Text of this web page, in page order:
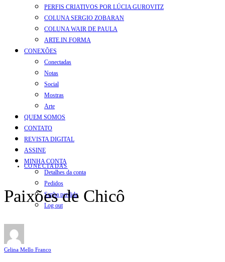
PERFIS CRIATIVOS POR LÚCIA GUROVITZ
COLUNA SERGIO ZOBARAN
COLUNA WAIR DE PAULA
ARTE.IN.FORMA
CONEXÕES
Conectadas
Notas
Social
Mostras
Arte
QUEM SOMOS
CONTATO
REVISTA DIGITAL
ASSINE
MINHA CONTA
Detalhes da conta
Pedidos
Senha perdida
Log out
CONECTADAS
Paixões de Chicô
Celina Mello Franco